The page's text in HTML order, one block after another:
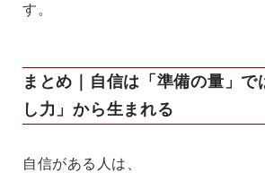
す。
まとめ｜自信は「準備の量」で
し力」から生まれる
自信がある人は、